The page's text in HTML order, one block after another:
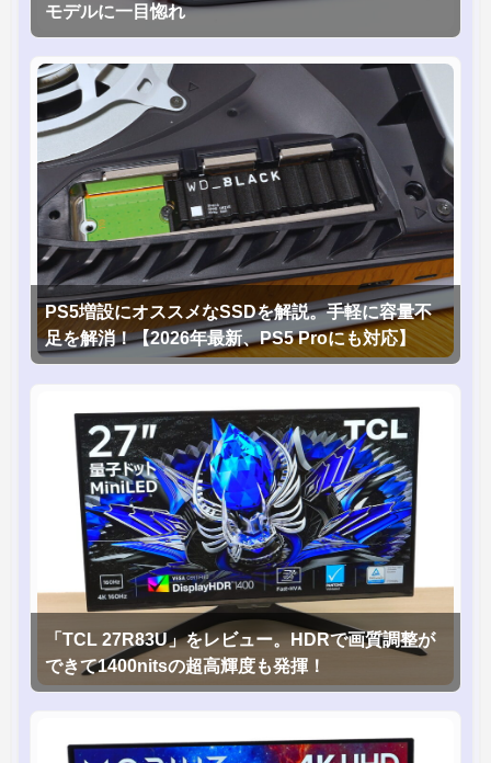
モデルに一目惚れ
PS5増設にオススメなSSDを解説。手軽に容量不
足を解消！【2026年最新、PS5 Proにも対応】
「TCL 27R83U」をレビュー。HDRで画質調整が
できて1400nitsの超高輝度も発揮！